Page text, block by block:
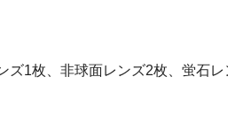
1枚、非球面レンズ2枚、蛍石